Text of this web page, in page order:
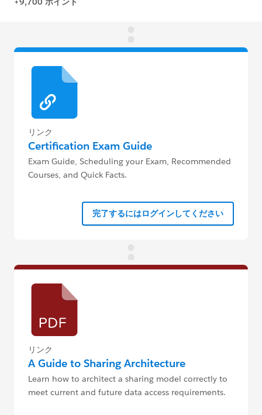
リンク
Certification Exam Guide
Exam Guide, Scheduling your Exam, Recommended
Courses, and Quick Facts.
完了するにはログインしてください
リンク
A Guide to Sharing Architecture
Learn how to architect a sharing model correctly to
meet current and future data access requirements.